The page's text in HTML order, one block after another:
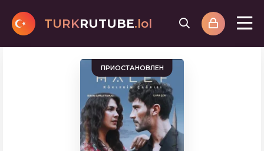
TURKRUTUBE.lol
ПРИОСТАНОВЛЕН